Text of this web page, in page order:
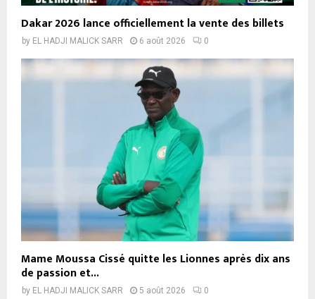
Dakar 2026 lance officiellement la vente des billets
by EL HADJI MALICK SARR 6 août 2026 0
Mame Moussa Cissé quitte les Lionnes après dix ans
de passion et...
by EL HADJI MALICK SARR 5 août 2026 0